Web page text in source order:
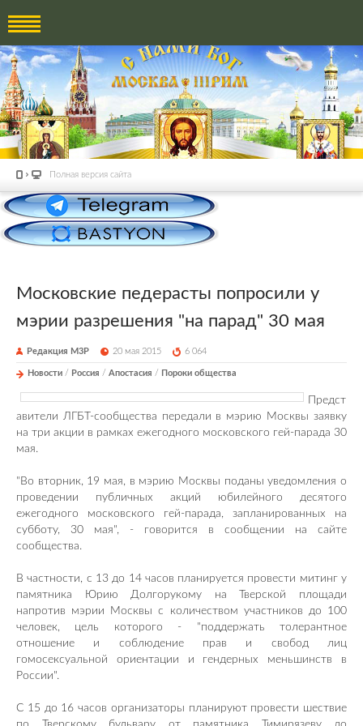
Полная версия сайта
Московские педерасты попросили у
мэрии разрешения "на парад" 30 мая
Редакция М3Р 20 мая 2015 6 064
Новости / Россия / Апостасия / Пороки общества
Предст
авители ЛГБТ-сообщества передали в мэрию Москвы заявку
на три акции в рамках ежегодного московского гей-парада 30
мая.
"Во вторник, 19 мая, в мэрию Москвы поданы уведомления о
проведении публичных акций юбилейного десятого
ежегодного московского гей-парада, запланированных на
субботу, 30 мая", - говорится в сообщении на сайте
сообщества.
В частности, с 13 до 14 часов планируется провести митинг у
памятника Юрию Долгорукому на Тверской площади
напротив мэрии Москвы с количеством участников до 100
человек, цель которого - "поддержать толерантное
отношение и соблюдение прав и свобод лиц
гомосексуальной ориентации и гендерных меньшинств в
России".
С 15 до 16 часов организаторы планируют провести шествие